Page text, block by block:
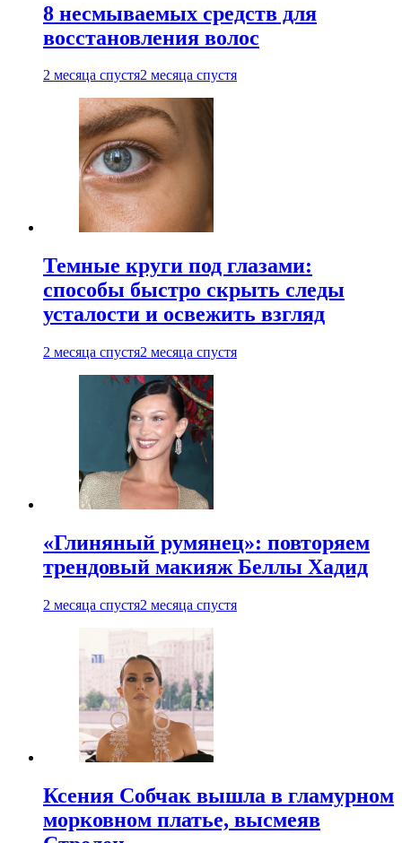
8 несмываемых средств для
восстановления волос
2 месяца спустя2 месяца спустя
Темные круги под глазами:
способы быстро скрыть следы
усталости и освежить взгляд
2 месяца спустя2 месяца спустя
«Глиняный румянец»: повторяем
трендовый макияж Беллы Хадид
2 месяца спустя2 месяца спустя
Ксения Собчак вышла в гламурном
морковном платье, высмеяв